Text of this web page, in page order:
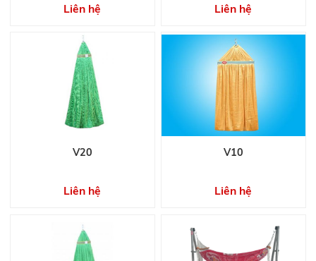
Liên hệ Liên hệ
V20
Liên hệ
V10
Liên hệ